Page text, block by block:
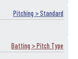
Pitching > Standard
Batting > Pitch Type